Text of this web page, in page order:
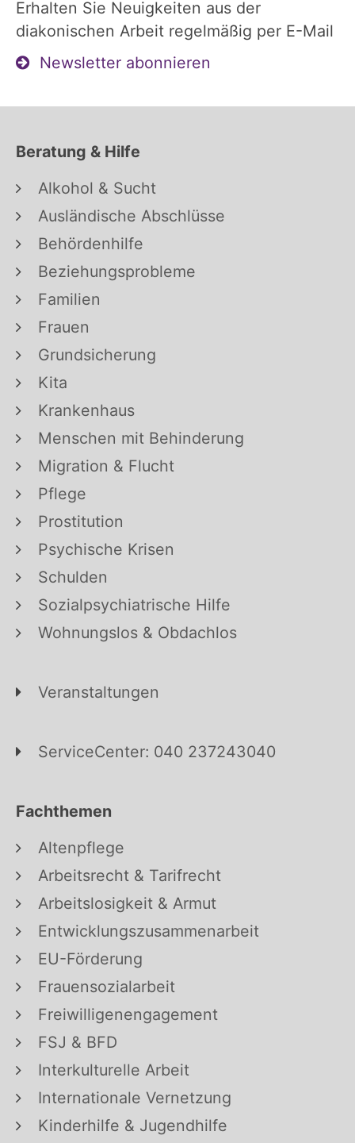
Erhalten Sie Neuigkeiten aus der
diakonischen Arbeit regelmäßig per E-Mail
Newsletter abonnieren
Beratung & Hilfe
Alkohol & Sucht
Ausländische Abschlüsse
Behördenhilfe
Beziehungsprobleme
Familien
Frauen
Grundsicherung
Kita
Krankenhaus
Menschen mit Behinderung
Migration & Flucht
Pflege
Prostitution
Psychische Krisen
Schulden
Sozialpsychiatrische Hilfe
Wohnungslos & Obdachlos
Veranstaltungen
ServiceCenter: 040 237243040
Fachthemen
Altenpflege
Arbeitsrecht & Tarifrecht
Arbeitslosigkeit & Armut
Entwicklungszusammenarbeit
EU-Förderung
Frauensozialarbeit
Freiwilligenengagement
FSJ & BFD
Interkulturelle Arbeit
Internationale Vernetzung
Kinderhilfe & Jugendhilfe